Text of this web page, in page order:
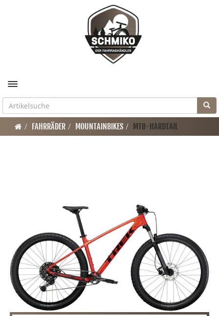
Toggle navigation
FAHRRÄDER MOUNTAINBIKES MTB-HARDTAIL